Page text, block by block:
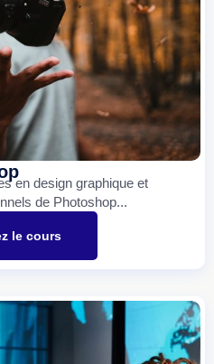
en design graphique et
de Photoshop...
le cours